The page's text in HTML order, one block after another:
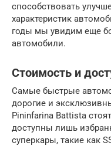
способствовать
характеристик
годы мы увидим еще
автомобили.
Стоимость и
Самые быстрые
дорогие и
Pininfarina Battista
доступны лишь
суперкары, такие как